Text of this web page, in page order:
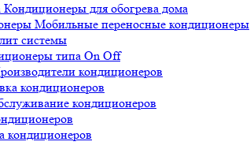
Кондиционеры для обогрева дома
Мобильные переносные кондиционеры
системы
типа On Off
кондиционеров
кондиционеров
кондиционеров
кондиционеров